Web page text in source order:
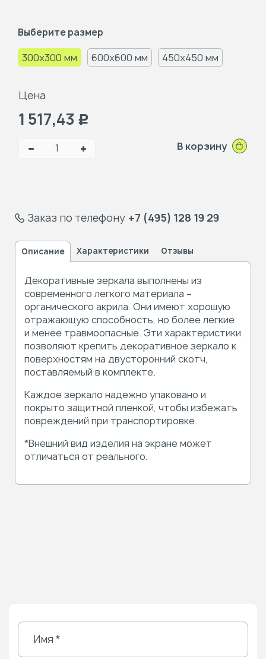
Выберите размер
300x300 мм 600x600 мм 450x450 мм
Цена
1 517,43 Р
В корзину
Заказ по телефону +7 (495) 128 19 29
Описание Характеристики Отзывы
Декоративные зеркала выполнены из
современного легкого материала –
органического акрила. Они имеют хорошую
отражающую способность, но более легкие
и менее травмоопасные. Эти характеристики
позволяют крепить декоративное зеркало к
поверхностям на двусторонний скотч,
поставляемый в комплекте.
Каждое зеркало надежно упаковано и
покрыто защитной пленкой, чтобы избежать
повреждений при транспортировке.
*Внешний вид изделия на экране может
отличаться от реального.